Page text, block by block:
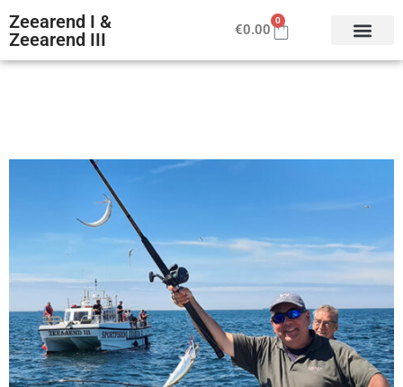
Zeearend I &
Zeearend III
€0.00
0